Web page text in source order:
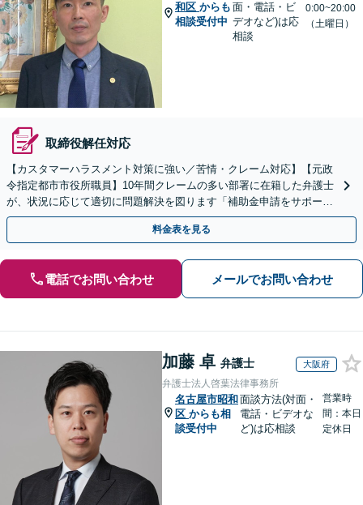
和区 からも
相談受付中
面・電話・ビ
デオなど)は応
相談
0:00~20:00
（土曜日）
取締役解任対応
【カスタマーハラスメント対策に強い／苦情・クレーム対応】【元政
令指定都市市役所職員】10年間クレームの多い部署に在籍した弁護士
が、状況に応じて適切に問題解決を図ります「補助金申請をサポー
ト」【出張相談・WEB面談対応】
料金表を見る
電話でお問い合わせ メールでお問い合わせ
加藤 卓 弁護士 大阪府
弁護士法人啓葉法律事務所
名古屋市昭和
区 からも相
談受付中
面談方法(対面・
電話・ビデオな
ど)は応相談
営業時
間：本日
定休日